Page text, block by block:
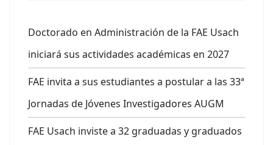
Doctorado en Administración de la FAE Usach
iniciará sus actividades académicas en 2027
FAE invita a sus estudiantes a postular a las 33ª
Jornadas de Jóvenes Investigadores AUGM
FAE Usach inviste a 32 graduadas y graduados